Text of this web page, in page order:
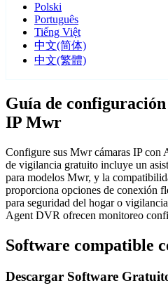
Polski
Português
Tiếng Việt
中文(简体)
中文(繁體)
Guía de
IP Mwr
Configure sus Mwr cámaras IP
de vigilancia gratuito incluye un
para modelos Mwr, y la
proporciona opciones de conexión
para seguridad del hogar o
Agent DVR ofrecen monitoreo
Software compatible
Descargar Software